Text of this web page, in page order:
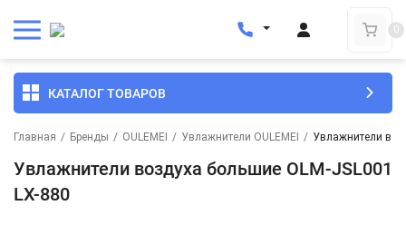
0
КАТАЛОГ ТОВАРОВ
Главная / Бренды / OULEMEI / Увлажнители OULEMEI / Увлажнители
Увлажнители воздуха большие OLM-JSL001
LX-880